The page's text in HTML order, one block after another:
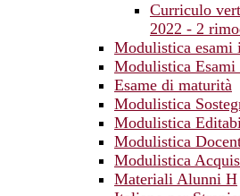
Curriculo
2022 - 2
Modulistica esami
Modulistica
Esame di maturità
Modulistica
Modulistica
Modulistica
Modulistica
Materiali Alunni H